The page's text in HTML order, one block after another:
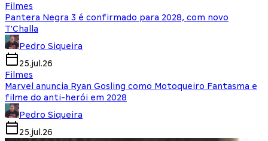
Filmes
Pantera Negra 3 é confirmado para 2028, com novo
T'Challa
Pedro Siqueira
25.jul.26
Filmes
Marvel anuncia Ryan Gosling como Motoqueiro Fantasma e
filme do anti-herói em 2028
Pedro Siqueira
25.jul.26